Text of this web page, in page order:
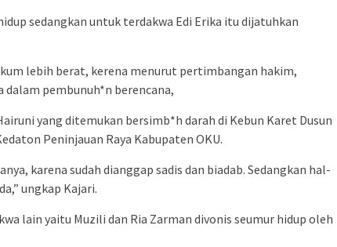
sedangkan untuk terdakwa Edi Erika itu dijatuhkan
lebih berat, kerena menurut pertimbangan hakim,
pembunuh*n berencana,
yang ditemukan bersimb*h darah di Kebun Karet Dusun
Peninjauan Raya Kabupaten OKU.
karena sudah dianggap sadis dan biadab. Sedangkan hal-
ungkap Kajari.
lain yaitu Muzili dan Ria Zarman divonis seumur hidup oleh